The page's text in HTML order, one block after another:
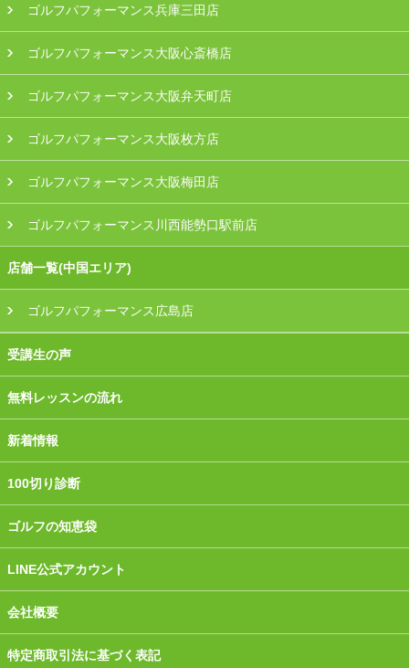
ゴルフパフォーマンス兵庫三田店
ゴルフパフォーマンス大阪心斎橋店
ゴルフパフォーマンス大阪弁天町店
ゴルフパフォーマンス大阪枚方店
ゴルフパフォーマンス大阪梅田店
ゴルフパフォーマンス川西能勢口駅前店
店舗一覧(中国エリア)
ゴルフパフォーマンス広島店
受講生の声
無料レッスンの流れ
新着情報
100切り診断
ゴルフの知恵袋
LINE公式アカウント
会社概要
特定商取引法に基づく表記